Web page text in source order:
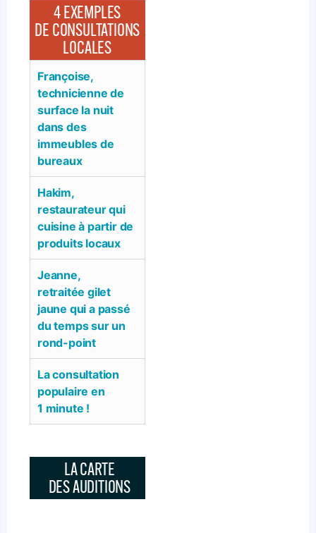
4 EXEMPLES
DE CONSULTATIONS
LOCALES
Françoise,
technicienne de
surface la nuit
dans des
immeubles de
bureaux
Hakim,
restaurateur qui
cuisine à partir de
produits locaux
Jeanne,
retraitée gilet
jaune qui a passé
du temps sur un
rond-point
La consultation
populaire en
1 minute !
LA CARTE
DES AUDITIONS